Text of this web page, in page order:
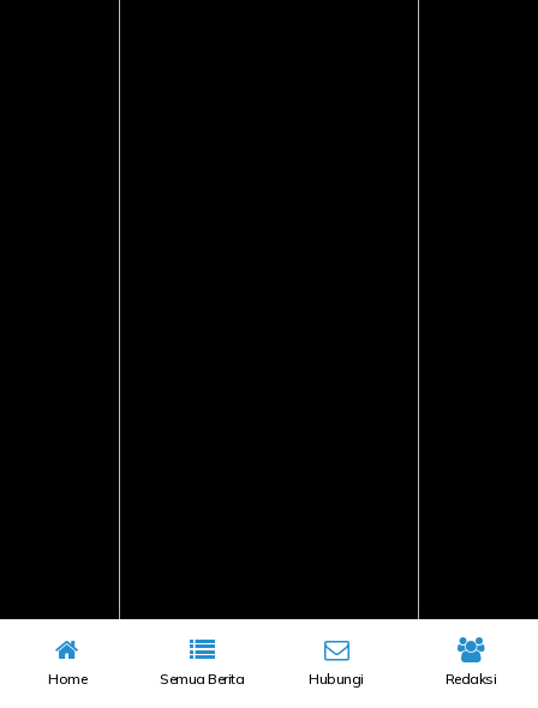
Home Semua Berita Hubungi Redaksi